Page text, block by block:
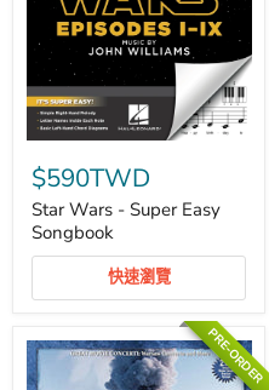
Star
Wars
Super
Easy
Songbook
$590TWD
Star Wars - Super Easy
Songbook
快速瀏覽
PRE-ORDER